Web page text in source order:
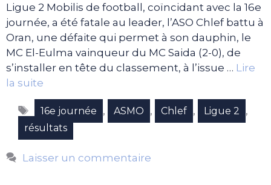
Ligue 2 Mobilis de football, coïncidant avec la 16e
journée, a été fatale au leader, l’ASO Chlef battu à
Oran, une défaite qui permet à son dauphin, le
MC El-Eulma vainqueur du MC Saida (2-0), de
s’installer en tête du classement, à l’issue … Lire
la suite
Étiquettes
16e journée , ASMO , Chlef , Ligue 2 ,
résultats
Laisser un commentaire